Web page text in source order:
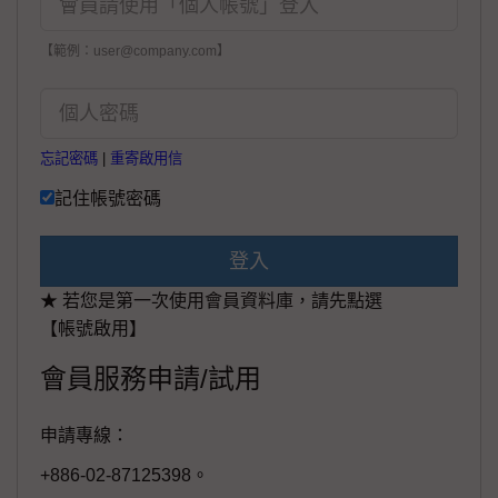
【範例：user@company.com】
忘記密碼 重寄啟用信
記住帳號密碼
登入
★ 若您是第一次使用會員資料庫，請先點選
【帳號啟用】
會員服務申請/試用
申請專線：
+886-02-87125398。